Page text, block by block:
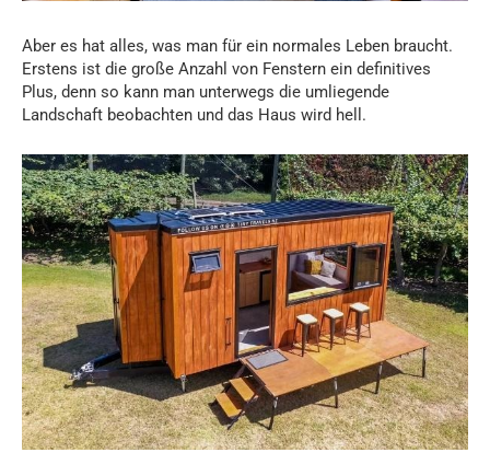
Aber es hat alles, was man für ein normales Leben braucht.
Erstens ist die große Anzahl von Fenstern ein definitives
Plus, denn so kann man unterwegs die umliegende
Landschaft beobachten und das Haus wird hell.